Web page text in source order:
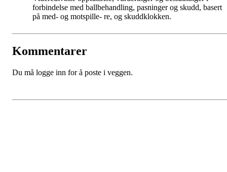
forbindelse med ballbehandling, pasninger og skudd, basert
på med- og motspille- re, og skuddklokken.
Kommentarer
Du må logge inn for å poste i veggen.